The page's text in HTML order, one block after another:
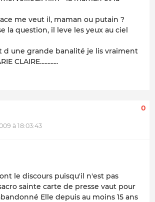
me veut il, maman ou putain ?
la question, il leve les yeux au ciel
d une grande banalité je lis vraiment
CLAIRE............
à 18:03:43
0
le discours puisqu'il n'est pas
sainte carte de presse vaut pour
Elle depuis au moins 15 ans